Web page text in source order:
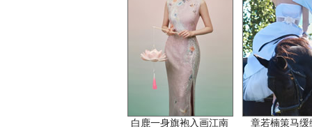
白鹿一身旗袍入画江南 章若楠策马缓